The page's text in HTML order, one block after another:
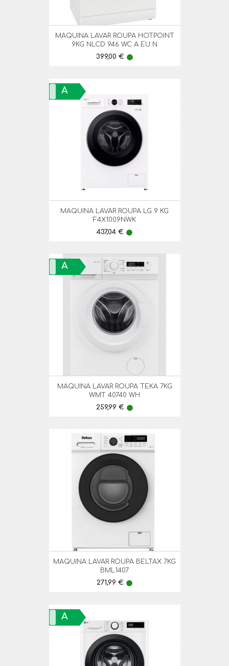
MAQUINA LAVAR ROUPA HOTPOINT
9KG NLCD 946 WC A EU N
Preço
399,00 € lens
MAQUINA LAVAR ROUPA LG 9 KG
F4X1009NWK
Preço
437,04 € lens
A
MAQUINA LAVAR ROUPA TEKA 7KG
WMT 40740 WH
Preço
259,99 € lens
A
MAQUINA LAVAR ROUPA BELTAX 7KG
BML1407
Preço
271,99 € lens
A